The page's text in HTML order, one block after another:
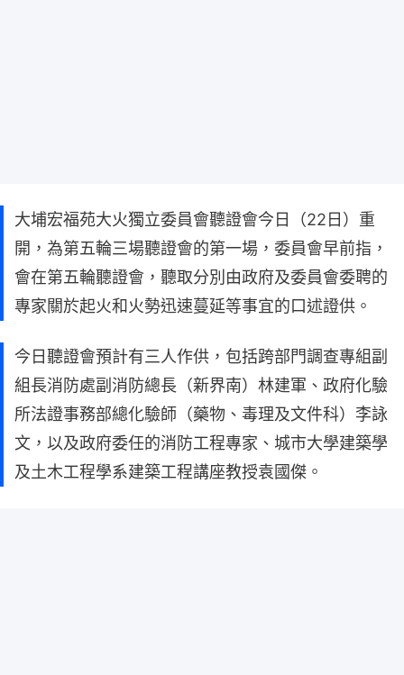
大埔宏福苑大火獨立委員會聽證會今日（22日）重
開，為第五輪三場聽證會的第一場，委員會早前指，
會在第五輪聽證會，聽取分別由政府及委員會委聘的
專家關於起火和火勢迅速蔓延等事宜的口述證供。
今日聽證會預計有三人作供，包括跨部門調查專組副
組長消防處副消防總長（新界南）林建軍、政府化驗
所法證事務部總化驗師（藥物、毒理及文件科）李詠
文，以及政府委任的消防工程專家、城市大學建築學
及土木工程學系建築工程講座教授袁國傑。